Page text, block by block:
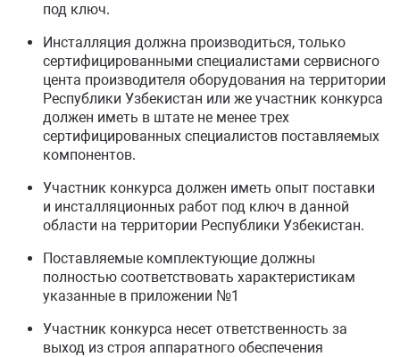
под ключ.
Инсталляция должна производиться, только
сертифицированными специалистами сервисного
цента производителя оборудования на территории
Республики Узбекистан или же участник конкурса
должен иметь в штате не менее трех
сертифицированных специалистов поставляемых
компонентов.
Участник конкурса должен иметь опыт поставки
и инсталляционных работ под ключ в данной
области на территории Республики Узбекистан.
Поставляемые комплектующие должны
полностью соответствовать характеристикам
указанные в приложении №1
Участник конкурса несет ответственность за
выход из строя аппаратного обеспечения